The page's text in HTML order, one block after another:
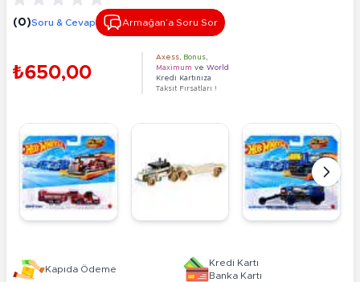
(0)Soru & Cevap Armağan’a Soru Sor
₺650,00
Axess Bonus
Maximum ve World
Kredi Kartınıza
Taksit Fırsatları !
Kapıda Ödeme
Kredi Kartı
Banka Kartı